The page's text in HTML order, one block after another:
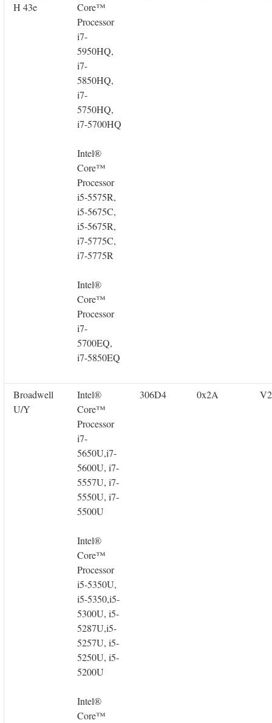
H 43e
Core™
Processor
i7-
5950HQ,
i7-
5850HQ,
i7-
5750HQ,
i7-5700HQ
Intel®
Core™
Processor
i5-5575R,
i5-5675C,
i5-5675R,
i7-5775C,
i7-5775R
Intel®
Core™
Processor
i7-
5700EQ,
i7-5850EQ
Broadwell
U/Y
Intel®
Core™
Processor
i7-
5650U,i7-
5600U, i7-
5557U, i7-
5550U, i7-
5500U
Intel®
Core™
Processor
i5-5350U,
i5-5350,i5-
5300U, i5-
5287U,i5-
5257U, i5-
5250U, i5-
5200U
Intel®
Core™
306D4 0x2A